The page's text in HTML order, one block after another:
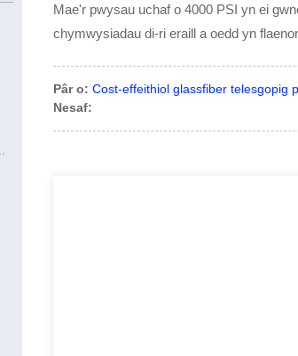
Mae'r pwysau uchaf o 4000 PSI yn ei
chymwysiadau di-ri eraill a oedd yn
Pâr o: Cost-effeithiol glassfiber telesgopig
Nesaf: